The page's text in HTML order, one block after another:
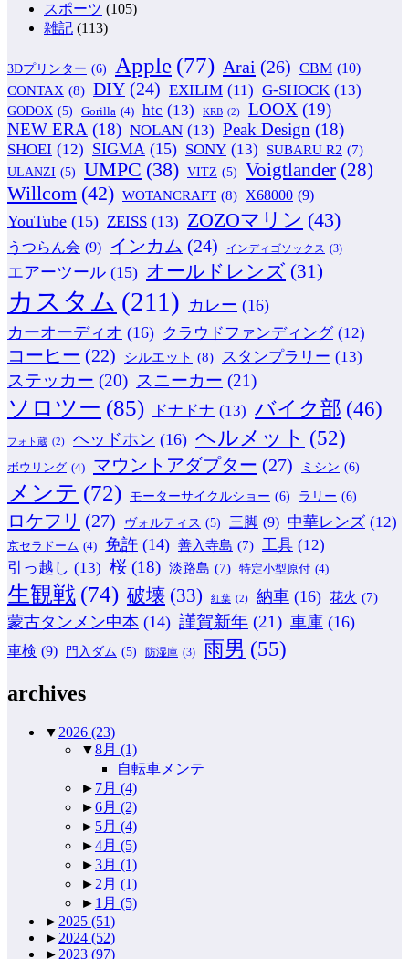
スポーツ (105)
雑記 (113)
3Dプリンター (6) Apple (77) Arai (26) CBM (10)
CONTAX (8) DIY (24) EXILIM (11) G-SHOCK (13)
GODOX (5) Gorilla (4) htc (13) KRB (2) LOOX (19)
NEW ERA (18) NOLAN (13) Peak Design (18)
SHOEI (12) SIGMA (15) SONY (13) SUBARU R2 (7)
ULANZI (5) UMPC (38) VITZ (5) Voigtlander (28)
Willcom (42) WOTANCRAFT (8) X68000 (9)
YouTube (15) ZEISS (13) ZOZOマリン (43)
うつらん会 (9) インカム (24) インディゴソックス (3)
エアーツール (15) オールドレンズ (31)
カスタム (211) カレー (16)
カーオーディオ (16) クラウドファンディング (12)
コーヒー (22) シルエット (8) スタンプラリー (13)
ステッカー (20) スニーカー (21)
ソロツー (85) ドナドナ (13) バイク部 (46)
フォト蔵 (2) ヘッドホン (16) ヘルメット (52)
ボウリング (4) マウントアダプター (27) ミシン (6)
メンテ (72) モーターサイクルショー (6) ラリー (6)
ロケフリ (27) ヴォルティス (5) 三脚 (9) 中華レンズ (12)
京セラドーム (4) 免許 (14) 善入寺島 (7) 工具 (12)
引っ越し (13) 桜 (18) 淡路島 (7) 特定小型原付 (4)
生観戦 (74) 破壊 (33) 紅葉 (2) 納車 (16) 花火 (7)
蒙古タンメン中本 (14) 謹賀新年 (21) 車庫 (16)
車検 (9) 門入ダム (5) 防湿庫 (3) 雨男 (55)
archives
▼ 2026 (23)
▼8月 (1)
自転車メンテ
► 7月 (4)
►6月 (2)
► 5月 (4)
►4月 (5)
►3月 (1)
► 2月 (1)
► 1月 (5)
► 2025 (51)
► 2024 (52)
► 2023 (97)